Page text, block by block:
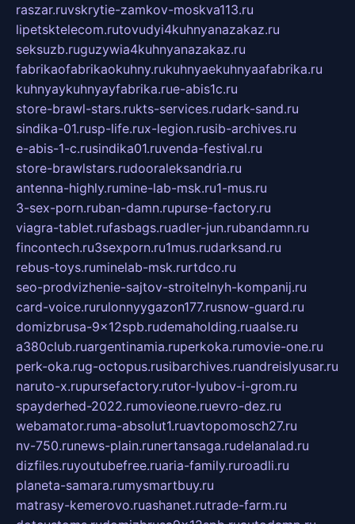
raszar.ruvskrytie-zamkov-moskva113.ru
lipetsktelecom.rutovudyi4kuhnyanazakaz.ru
seksuzb.ruguzywia4kuhnyanazakaz.ru
fabrikaofabrikaokuhny.rukuhnyaekuhnyaafabrika.ru
kuhnyaykuhnyayfabrika.rue-abis1c.ru
store-brawl-stars.rukts-services.rudark-sand.ru
sindika-01.rusp-life.rux-legion.rusib-archives.ru
e-abis-1-c.rusindika01.ruvenda-festival.ru
store-brawlstars.rudooraleksandria.ru
antenna-highly.rumine-lab-msk.ru1-mus.ru
3-sex-porn.ruban-damn.rupurse-factory.ru
viagra-tablet.rufasbags.ruadler-jun.rubandamn.ru
fincontech.ru3sexporn.ru1mus.rudarksand.ru
rebus-toys.ruminelab-msk.rurtdco.ru
seo-prodvizhenie-sajtov-stroitelnyh-kompanij.ru
card-voice.rurulonnyygazon177.rusnow-guard.ru
domizbrusa-9x12spb.rudemaholding.ruaalse.ru
a380club.ruargentinamia.ruperkoka.rumovie-one.ru
perk-oka.rug-octopus.rusibarchives.ruandreislyusar.ru
naruto-x.rupursefactory.rutor-lyubov-i-grom.ru
spayderhed-2022.rumovieone.ruevro-dez.ru
webamator.ruma-absolut1.ruavtopomosch27.ru
nv-750.runews-plain.runertansaga.rudelanalad.ru
dizfiles.ruyoutubefree.ruaria-family.ruroadli.ru
planeta-samara.rumysmartbuy.ru
matrasy-kemerovo.ruashanet.rutrade-farm.ru